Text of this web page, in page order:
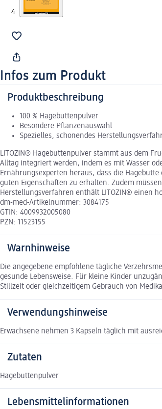
Infos zum Produkt
Produktbeschreibung
100 % Hagebuttenpulver
Besondere Pflanzenauswahl
Spezielles, schonendes
LITOZIN® Hagebuttenpulver stammt aus dem
Alltag integriert werden, indem es mit Wasser
Ernährungsexperten heraus, dass die
guten Eigenschaften zu erhalten. Zudem
Herstellungsverfahren enthält LITOZIN® einen
dm-med-Artikelnummer: 3084175
GTIN: 4009932005080
PZN: 11523155
Warnhinweise
Die angegebene empfohlene tägliche
gesunde Lebensweise. Für kleine Kinder
Stillzeit oder gleichzeitigem Gebrauch von
Verwendungshinweise
Erwachsene nehmen 3 Kapseln täglich mit
Zutaten
Hagebuttenpulver
Lebensmittelinformationen